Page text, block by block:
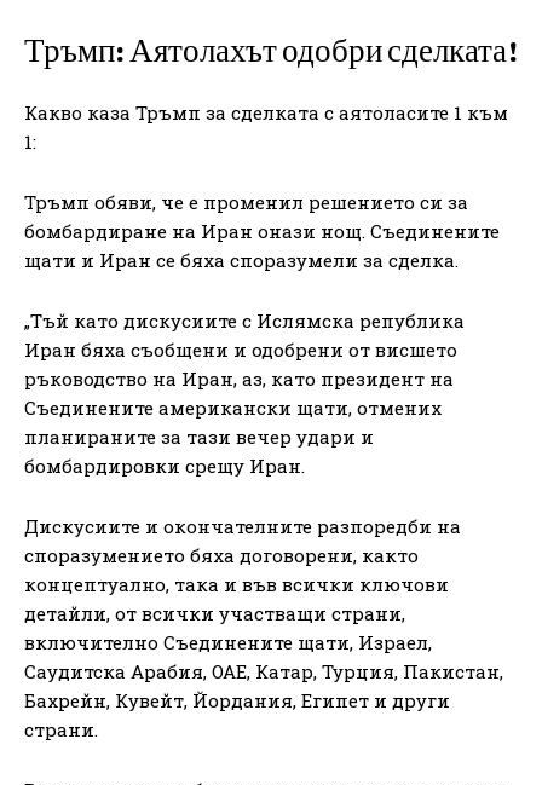
Тръмп: Аятолахът одобри сделката!
Какво каза Тръмп за сделката с аятоласите 1 към
1:
Тръмп обяви, че е променил решението си за
бомбардиране на Иран онази нощ. Съединените
щати и Иран се бяха споразумели за сделка.
„Тъй като дискусиите с Ислямска република
Иран бяха съобщени и одобрени от висшето
ръководство на Иран, аз, като президент на
Съединените американски щати, отмених
планираните за тази вечер удари и
бомбардировки срещу Иран.
Дискусиите и окончателните разпоредби на
споразумението бяха договорени, както
концептуално, така и във всички ключови
детайли, от всички участващи страни,
включително Съединените щати, Израел,
Саудитска Арабия, ОАЕ, Катар, Турция, Пакистан,
Бахрейн, Кувейт, Йордания, Египет и други
страни.